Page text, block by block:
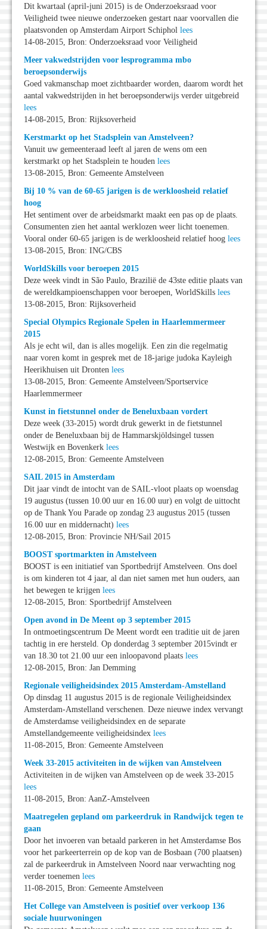
Dit kwartaal (april-juni 2015) is de Onderzoeksraad voor
Veiligheid twee nieuwe onderzoeken gestart naar voorvallen die
plaatsvonden op Amsterdam Airport Schiphol lees
14-08-2015, Bron: Onderzoeksraad voor Veiligheid
Meer vakwedstrijden voor lesprogramma mbo
beroepsonderwijs
Goed vakmanschap moet zichtbaarder worden, daarom wordt het
aantal vakwedstrijden in het beroepsonderwijs verder uitgebreid
lees
14-08-2015, Bron: Rijksoverheid
Kerstmarkt op het Stadsplein van Amstelveen?
Vanuit uw gemeenteraad leeft al jaren de wens om een
kerstmarkt op het Stadsplein te houden lees
13-08-2015, Bron: Gemeente Amstelveen
Bij 10 % van de 60-65 jarigen is de werkloosheid relatief
hoog
Het sentiment over de arbeidsmarkt maakt een pas op de plaats.
Consumenten zien het aantal werklozen weer licht toenemen.
Vooral onder 60-65 jarigen is de werkloosheid relatief hoog lees
13-08-2015, Bron: ING/CBS
WorldSkills voor beroepen 2015
Deze week vindt in São Paulo, Brazilië de 43ste editie plaats van
de wereldkampioenschappen voor beroepen, WorldSkills lees
13-08-2015, Bron: Rijksoverheid
Special Olympics Regionale Spelen in Haarlemmermeer
2015
Als je echt wil, dan is alles mogelijk. Een zin die regelmatig
naar voren komt in gesprek met de 18-jarige judoka Kayleigh
Heerikhuisen uit Dronten lees
13-08-2015, Bron: Gemeente Amstelveen/Sportservice
Haarlemmermeer
Kunst in fietstunnel onder de Beneluxbaan vordert
Deze week (33-2015) wordt druk gewerkt in de fietstunnel
onder de Beneluxbaan bij de Hammarskjöldsingel tussen
Westwijk en Bovenkerk lees
12-08-2015, Bron: Gemeente Amstelveen
SAIL 2015 in Amsterdam
Dit jaar vindt de intocht van de SAIL-vloot plaats op woensdag
19 augustus (tussen 10.00 uur en 16.00 uur) en volgt de uittocht
op de Thank You Parade op zondag 23 augustus 2015 (tussen
16.00 uur en middernacht) lees
12-08-2015, Bron: Provincie NH/Sail 2015
BOOST sportmarkten in Amstelveen
BOOST is een initiatief van Sportbedrijf Amstelveen. Ons doel
is om kinderen tot 4 jaar, al dan niet samen met hun ouders, aan
het bewegen te krijgen lees
12-08-2015, Bron: Sportbedrijf Amstelveen
Open avond in De Meent op 3 september 2015
In ontmoetingscentrum De Meent wordt een traditie uit de jaren
tachtig in ere hersteld. Op donderdag 3 september 2015vindt er
van 18.30 tot 21.00 uur een inloopavond plaats lees
12-08-2015, Bron: Jan Demming
Regionale veiligheidsindex 2015 Amsterdam-Amstelland
Op dinsdag 11 augustus 2015 is de regionale Veiligheidsindex
Amsterdam-Amstelland verschenen. Deze nieuwe index vervangt
de Amsterdamse veiligheidsindex en de separate
Amstellandgemeente veiligheidsindex lees
11-08-2015, Bron: Gemeente Amstelveen
Week 33-2015 activiteiten in de wijken van Amstelveen
Activiteiten in de wijken van Amstelveen op de week 33-2015
lees
11-08-2015, Bron: AanZ-Amstelveen
Maatregelen gepland om parkeerdruk in Randwijck tegen te
gaan
Door het invoeren van betaald parkeren in het Amsterdamse Bos
voor het parkeerterrein op de kop van de Bosbaan (700 plaatsen)
zal de parkeerdruk in Amstelveen Noord naar verwachting nog
verder toenemen lees
11-08-2015, Bron: Gemeente Amstelveen
Het College van Amstelveen is positief over verkoop 136
sociale huurwoningen